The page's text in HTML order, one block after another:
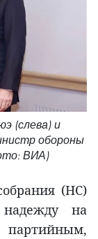
(слева) и
обороны
ВИА)
(НС)
на